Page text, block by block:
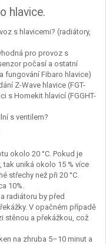
hlavice.
s hlavicemi? (radiátory,
pro provoz s
počasí a ostatní
fungování Fibaro hlavice)
Z-Wave hlavice (FGT-
s Homekit hlavicí (FGGHT-
s ventilem?
okolo 20 °C. Pokud je
tak uniká okolo 15 % více
střechy než při 20 °C.
10%.
radiátoru by před
V opačném případě
stěnou a překážkou, což
na zhruba 5–10 minut a